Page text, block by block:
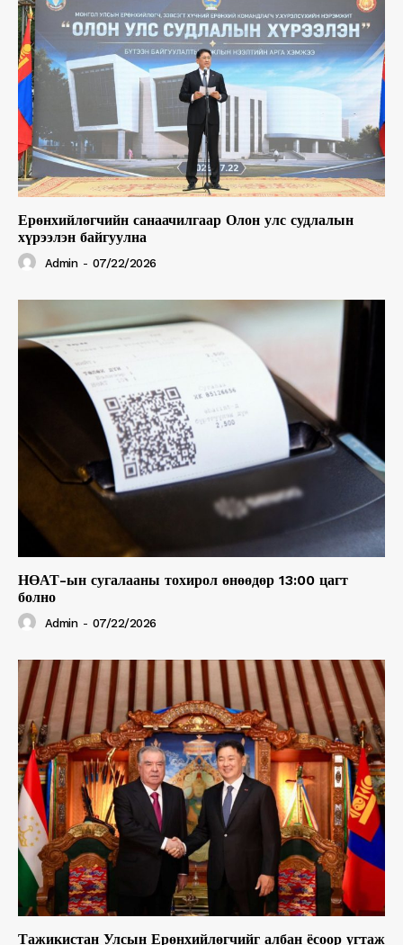
Ерөнхийлөгчийн санаачилгаар Олон улс судлалын
хүрээлэн байгуулна
Admin - 07/22/2026
НӨАТ-ын сугалааны тохирол өнөөдөр 13:00 цагт
болно
Admin - 07/22/2026
Тажикистан Улсын Ерөнхийлөгчийг албан ёсоор угтаж